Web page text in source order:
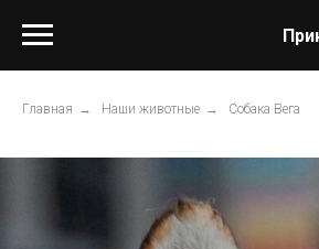
Главная → Наши животные → Собака Вега